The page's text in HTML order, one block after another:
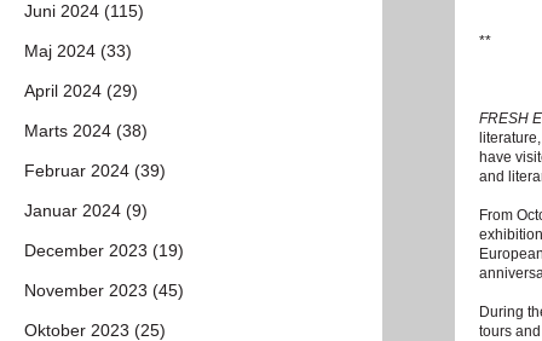
**
FRESH
have
and
From
During
tours
Juni 2024 (115)
Maj 2024 (33)
April 2024 (29)
Marts 2024 (38)
Februar 2024 (39)
Januar 2024 (9)
December 2023 (19)
November 2023 (45)
Oktober 2023 (25)